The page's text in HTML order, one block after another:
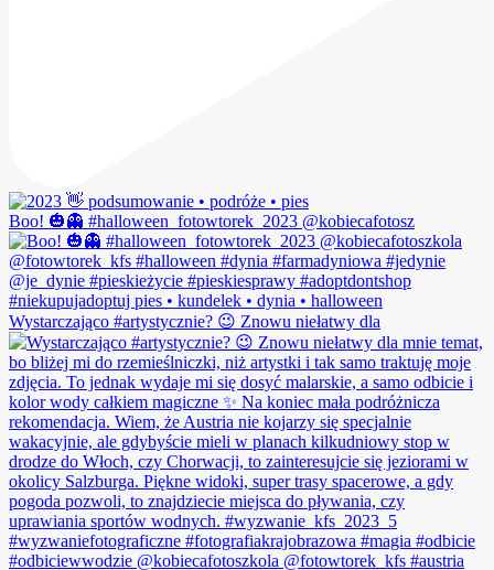
Boo! 🎃👻 #halloween_fotowtorek_2023 @kobiecafotosz
Wystarczająco #artystycznie? 😉 Znowu niełatwy dla